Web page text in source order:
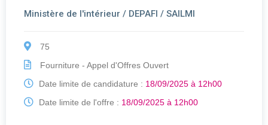
Ministère de l'intérieur / DEPAFI / SAILMI
75
Fourniture - Appel d'Offres Ouvert
Date limite de candidature : 18/09/2025 à 12h00
Date limite de l'offre : 18/09/2025 à 12h00